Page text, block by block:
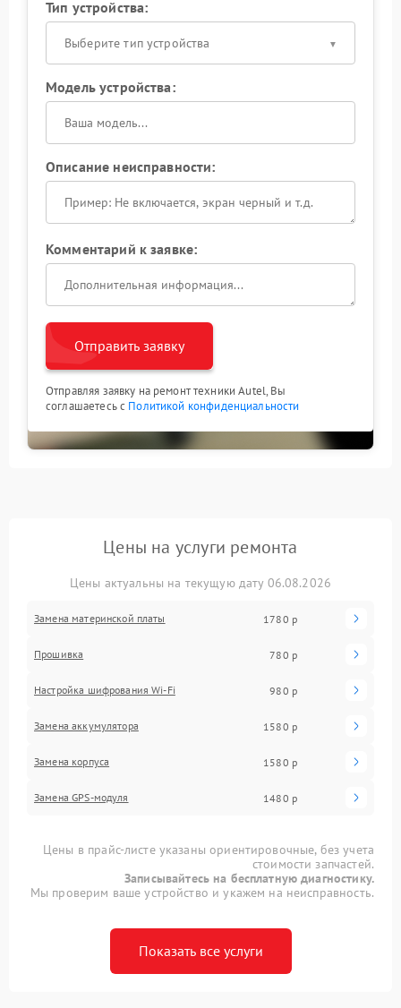
Тип устройства:
Выберите тип устройства
Модель устройства:
Описание неисправности:
Комментарий к заявке:
Отправить заявку
Отправляя заявку на ремонт техники Autel, Вы
соглашаетесь с Политикой конфиденциальности
Цены на услуги ремонта
Цены актуальны на текущую дату 06.08.2026
Замена материнской платы 1780 р
Прошивка 780 р
Настройка шифрования Wi-Fi 980 р
Замена аккумулятора 1580 р
Замена корпуса 1580 р
Замена GPS-модуля 1480 р
Цены в прайс-листе указаны ориентировочные, без учета
стоимости запчастей.
Записывайтесь на бесплатную диагностику.
Мы проверим ваше устройство и укажем на неисправность.
Показать все услуги